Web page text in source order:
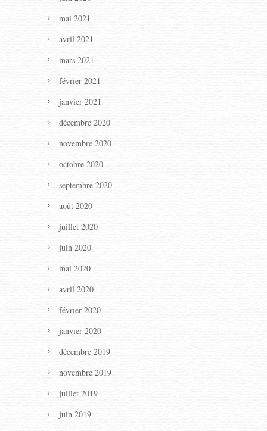
mai 2021
avril 2021
mars 2021
février 2021
janvier 2021
décembre 2020
novembre 2020
octobre 2020
septembre 2020
août 2020
juillet 2020
juin 2020
mai 2020
avril 2020
février 2020
janvier 2020
décembre 2019
novembre 2019
juillet 2019
juin 2019